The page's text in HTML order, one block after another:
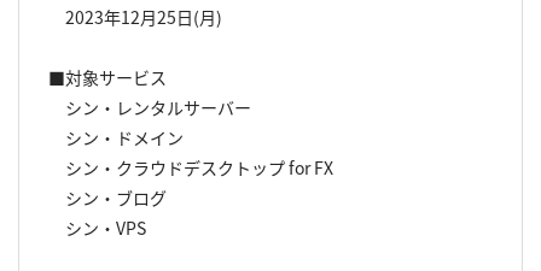
2023年12月25日(月)
■対象サービス
シン・レンタルサーバー
シン・ドメイン
シン・クラウドデスクトップ for FX
シン・ブログ
シン・VPS